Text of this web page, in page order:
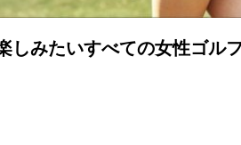
しみたいすべての女性ゴル